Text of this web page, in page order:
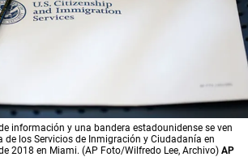
información y una bandera estadounidense se ven
de los Servicios de Inmigración y Ciudadanía en
2018 en Miami. (AP Foto/Wilfredo Lee, Archivo) AP